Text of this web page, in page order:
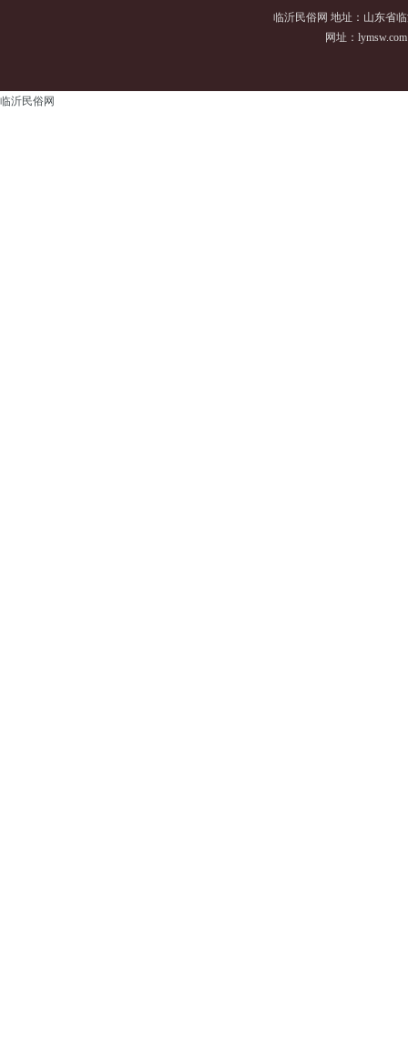
临沂民俗网 地址：山东省
网址： lymsw.com
临沂民俗网